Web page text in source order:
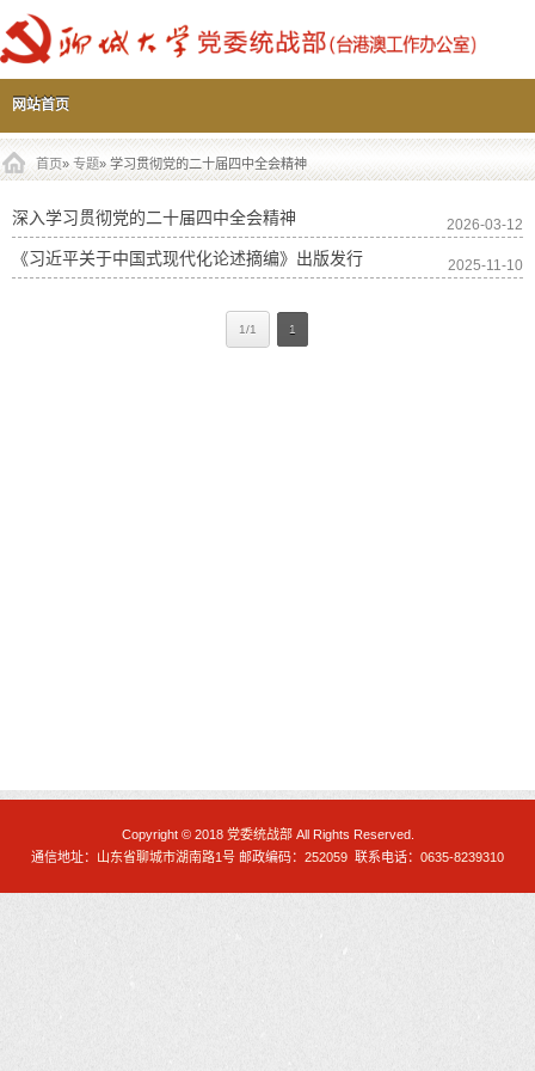
主菜单
跳到内容部分
网站首页
首页» 专题» 学习贯彻党的二十届四中全会精神
深入学习贯彻党的二十届四中全会精神 2026-03-12
《习近平关于中国式现代化论述摘编》出版发行 2025-11-10
1/1 1
Copyright © 2018 党委统战部All Rights Reserved.
通信地址： 山东省聊城市湖南路1号 邮政编码： 252059 联系电话： 0635-8239310